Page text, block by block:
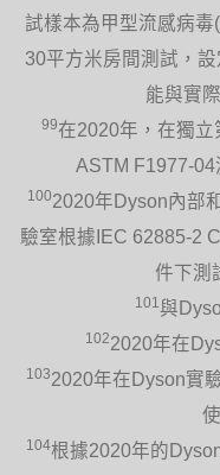
試樣本為甲型流感病
30平方米房間測試，
能與實
99在2020年，在獨立
ASTM F1977-04
1002020年Dyson內部
驗室根據IEC 62885-2
件下測
101 與
1022020年在
1032020年在Dyson實
104根據2020年的